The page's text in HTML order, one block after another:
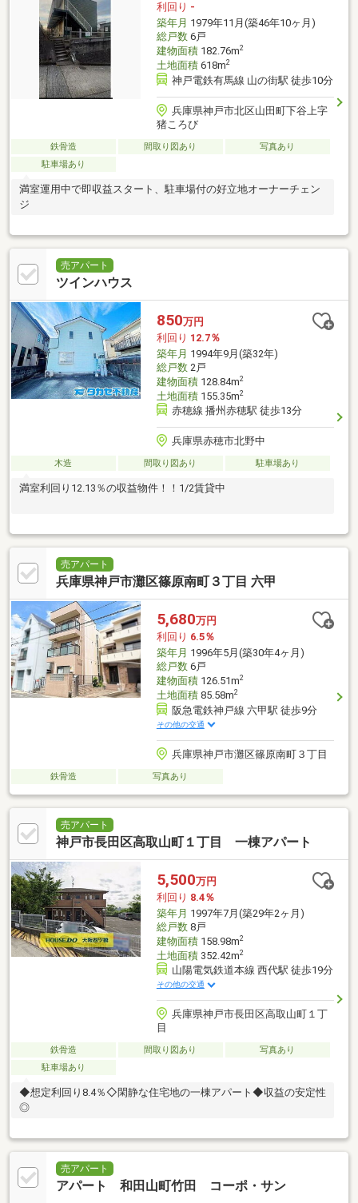
利回り -
築年月 1979年11月(築46年10ヶ月)
総戸数6戸
建物面積182.76m2
土地面積618m2
神戸電鉄有馬線 山の街駅 徒歩10分
兵庫県神戸市北区山田町下谷上字
猪ころび
鉄骨造 間取り図あり
写真あり
駐車場あり
満室運用中で即収益スタート、駐車場付の好立地オーナーチェン
ジ
売アパート
ツインハウス
850万円
利回り 12.7％
築年月 1994年9月(築32年)
総戸数2戸
建物面積128.84m2
土地面積155.35m2
赤穂線 播州赤穂駅 徒歩13分
兵庫県赤穂市北野中
木造 間取り図あり 駐車場あり
満室利回り12.13％の収益物件！！1/2賃貸中
売アパート
兵庫県神戸市灘区篠原南町３丁目 六甲
5,680万円
利回り 6.5％
築年月 1996年5月(築30年4ヶ月)
総戸数6戸
建物面積126.51m2
土地面積85.58m2
阪急電鉄神戸線 六甲駅 徒歩9分
その他の交通
兵庫県神戸市灘区篠原南町３丁目
鉄骨造 写真あり
売アパート
神戸市長田区高取山町１丁目 一棟アパート
5,500万円
利回り 8.4％
築年月 1997年7月(築29年2ヶ月)
総戸数8戸
建物面積158.98m2
土地面積352.42m2
山陽電気鉄道本線 西代駅 徒歩19分
その他の交通
兵庫県神戸市長田区高取山町１丁
目
鉄骨造 間取り図あり
写真あり
駐車場あり
◆想定利回り8.4％◇閑静な住宅地の一棟アパート◆収益の安定性
◎
売アパート
アパート 和田山町竹田 コーポ・サン